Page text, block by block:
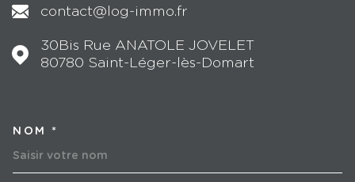
contact@log-immo.fr
30Bis Rue ANATOLE JOVELET
80780
Saint-Léger-lès-Domart
NOM *